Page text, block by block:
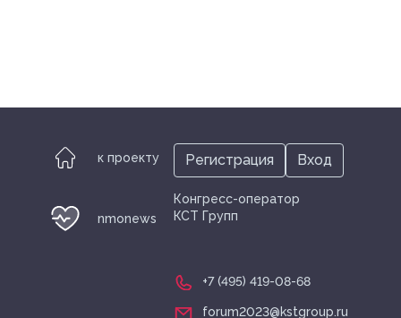
к проекту
nmonews
Конгресс-оператор
КСТ Групп
+7 (495) 419-08-68
forum2023@kstgroup.ru
Регистрация Вход